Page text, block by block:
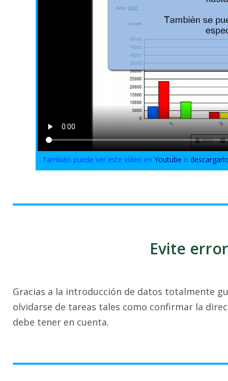
También puede ver este vídeo enYoutube o
Evite
Gracias a la introducción de datos totalmente
olvidarse de tareas tales como confirmar la
debe tener en cuenta.